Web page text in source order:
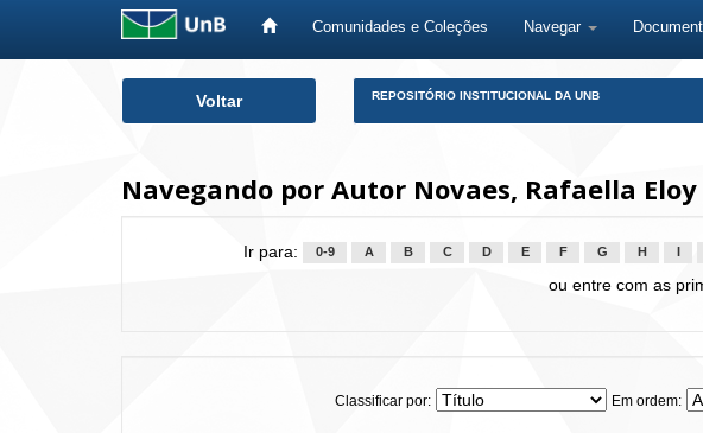
Comunidades e Coleções Navegar
Voltar REPOSITÓRIO INSTITUCIONAL DA UNB
Navegando por Autor Novaes, Rafaella Eloy
Ir para: 0-9 A B C D E F G H
ou entre com as
Classificar por: Em ordem: